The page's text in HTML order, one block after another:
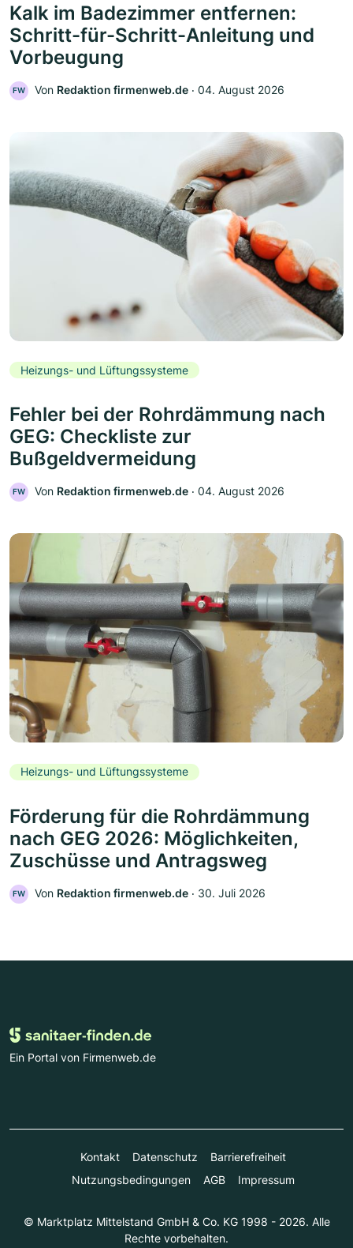
Kalk im Badezimmer entfernen:
Schritt-für-Schritt-Anleitung und
Vorbeugung
FW Von Redaktion firmenweb.de ‧ 04. August 2026
Heizungs- und Lüftungssysteme
Fehler bei der Rohrdämmung nach
GEG: Checkliste zur
Bußgeldvermeidung
FW Von Redaktion firmenweb.de ‧ 04. August 2026
Heizungs- und Lüftungssysteme
Förderung für die Rohrdämmung
nach GEG 2026: Möglichkeiten,
Zuschüsse und Antragsweg
FW Von Redaktion firmenweb.de ‧ 30. Juli 2026
Ein Portal von Firmenweb.de
Kontakt Datenschutz
Barrierefreiheit
Nutzungsbedingungen
AGB Impressum
© Marktplatz Mittelstand GmbH & Co. KG 1998 - 2026. Alle
Rechte vorbehalten.